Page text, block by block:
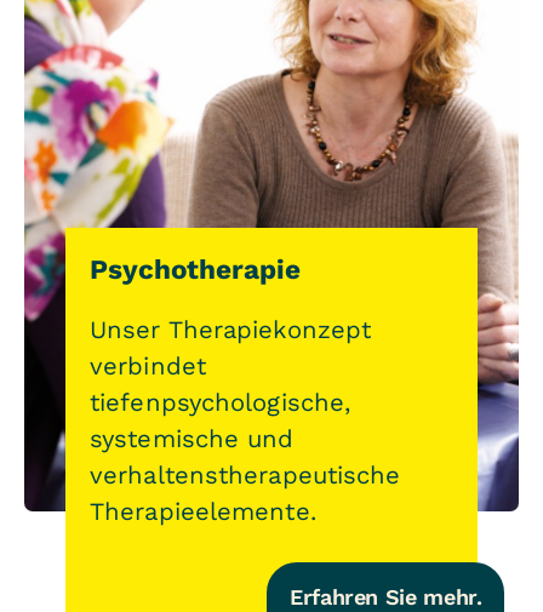
Psychotherapie
Unser Therapiekonzept
verbindet
tiefenpsychologische,
systemische und
verhaltenstherapeutische
Therapieelemente.
Erfahren Sie mehr.